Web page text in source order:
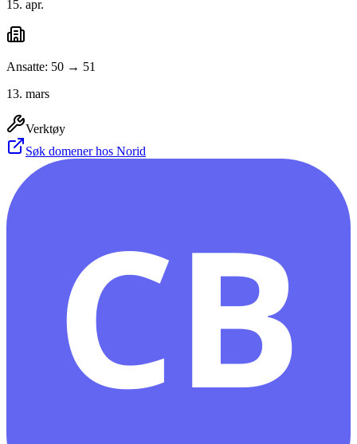
15. apr.
Ansatte: 50 → 51
13. mars
Verktøy
Søk domener hos Norid
CB